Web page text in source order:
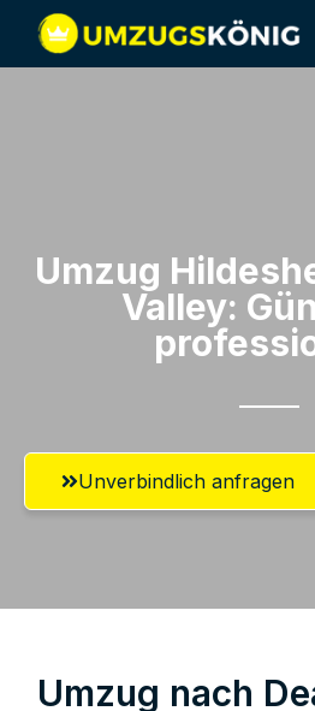
Umzug
Valley:
Unverbindlich anfragen
Umzug nach